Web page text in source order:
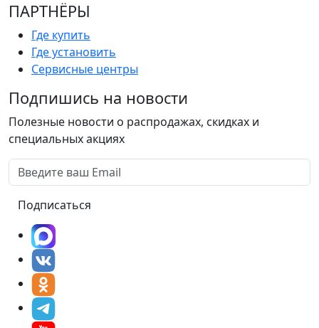
ПАРТНËРЫ
Где купить
Где установить
Сервисные центры
Подпишись на новости
Полезные новости о распродажах, скидках и
специальных акциях
Подписаться